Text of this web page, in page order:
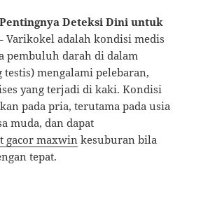
Deteksi Dini untuk
Varikokel adalah kondisi medis
pembuluh darah di dalam
mengalami pelebaran,
yang terjadi di kaki. Kondisi
pada pria, terutama pada usia
muda, dan dapat
gacor maxwin kesuburan bila
tepat.